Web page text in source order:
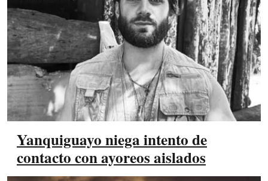
Yanquiguayo niega intento de
contacto con ayoreos aislados